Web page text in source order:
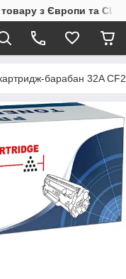
товару з Європи та
барабан 32A